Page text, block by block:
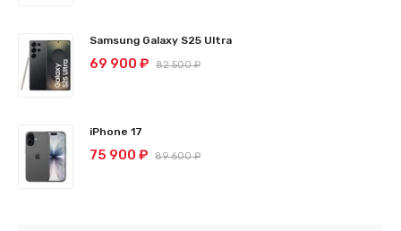
Samsung Galaxy S25 Ultra
69 900 ₽ 82 500 ₽
iPhone 17
75 900 ₽ 89 600 ₽